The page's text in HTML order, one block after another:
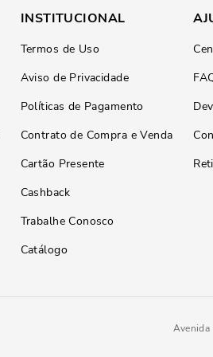
INSTITUCIONAL
Termos de Uso
Aviso de Privacidade
Políticas de Pagamento
Contrato de Compra e Venda
Cartão Presente
Cashback
Trabalhe Conosco
Catálogo
Avenida